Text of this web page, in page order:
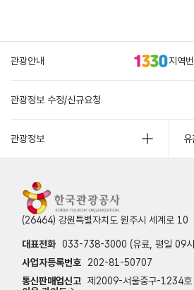
관광안내 지역
관광정보 수정/신규요청
관광정보 유
(26464) 강원특별자치도 원주시 세계로 10
대표전화 033-738-3000 (유료, 평일 09
사업자등록번호
202-81-50707
통신판매업신고 제2009-서울중구-1234호